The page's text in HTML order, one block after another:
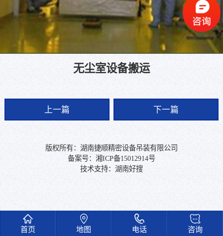
无尘室设备搬运
上一篇 下一篇
版权所有：湖南捷顺精密设备吊装有限公司
备案号： 湘ICP备15012914号
技术支持： 湖南好搜
首页 地图 电话 咨询